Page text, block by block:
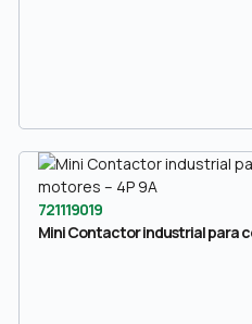
721119019
Mini Contactor industrial para